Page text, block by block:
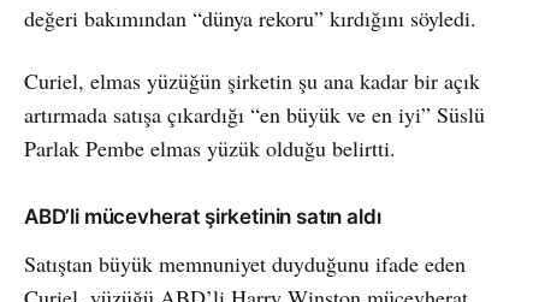
değeri bakımından “dünya rekoru” kırdığını söyledi.
Curiel, elmas yüzüğün şirketin şu ana kadar bir açık
artırmada satışa çıkardığı “en büyük ve en iyi” Süslü
Parlak Pembe elmas yüzük olduğu belirtti.
ABD’li mücevherat şirketinin satın aldı
Satıştan büyük memnuniyet duyduğunu ifade eden